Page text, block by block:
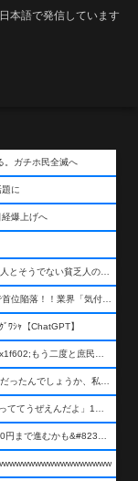
本語で発信しています
。ガチホ民全滅へ
に
爆上げへ
【高市格差】キオクシア株を買う400万円を用意出来る日本人とそうでない貧乏人の差が超広まるって事よ
【悲報】ファナック、長年守り抜いた産業ロボットシェアで首位陥落！！業界「気付いたら一気に抜かれていた…」
ｼｬ【ChatGPT】
2025年までに家買ってない奴、ハッキリ言って積みです&#x1f602;もう二度と庶民が買える値段になりません&#x1f602;&#x1f602;&#x1f602;
【高市悲報】みんなで大家さんに400万円出資した人「ばかだったんでしょうか、私は&#x1f622;」
Z世代「就職氷河期？努力不足の中年がいつまでも泣き言言っててうぜえんだよ」1万いいね
楽天三木谷「高市バラマキで悪性インフレ加速」「1ドル180円まで進むかも&#8230;もう看過できない」